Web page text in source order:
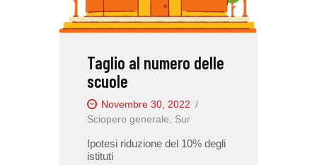
Taglio al numero delle
scuole
Novembre 30, 2022
Sciopero generale, Sur
Ipotesi riduzione del 10% degli
istituti